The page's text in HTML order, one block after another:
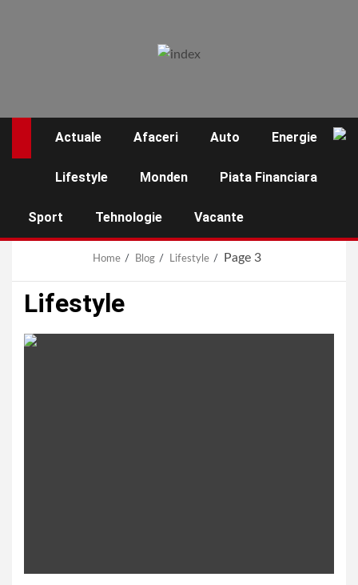
Actuale Afaceri Auto Energie
Lifestyle Monden Piata Financiara
Sport Tehnologie Vacante
Home Blog Lifestyle Page 3
Lifestyle